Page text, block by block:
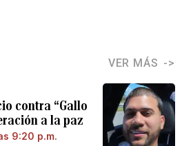
VER MÁS
contra “Gallo
a la paz
9:20 p.m.